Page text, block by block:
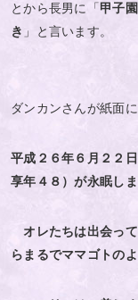
とから長男に「甲子園
き 」と言います。
ダンカンさんが紙面
平成２６年６月２２
享年４８）が永眠し
オレたちは出会って
らまるでママゴトの